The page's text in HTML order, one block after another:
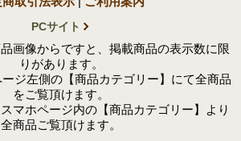
PCサイト
画像からですと、掲載商品の表示数に限
りがあります。
ジ左側の【商品カテゴリー】にて全商品
をご覧頂けます。
マホページ内の【商品カテゴリー】より
全商品ご覧頂けます。